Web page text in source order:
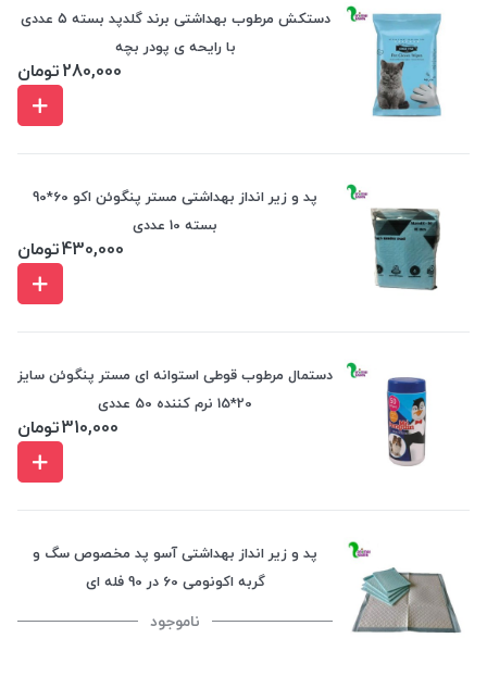
دستکش مرطوب بهداشتی برند گلدپد بسته ۵ عددی
با رایحه ی پودر بچه
280,000تومان
پد و زیر انداز بهداشتی مستر پنگوئن اکو 60*90
بسته 10 عددی
430,000تومان
دستمال مرطوب قوطی استوانه ای مستر پنگوئن سایز
20*15 نرم کننده 50 عددی
310,000تومان
پد و زیر انداز بهداشتی آسو پد مخصوص سگ و
گربه اکونومی 60 در 90 فله ای
ناموجود